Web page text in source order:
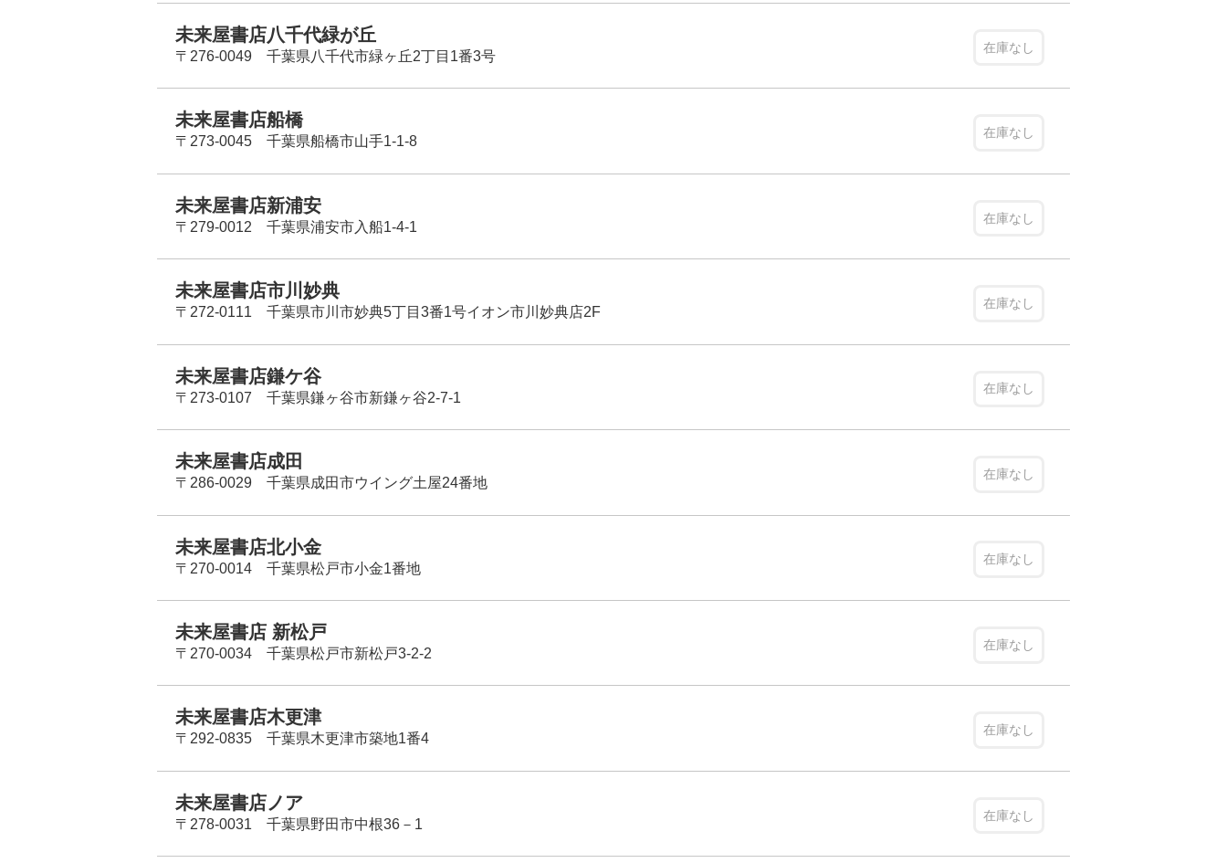
未来屋書店八千代緑が丘
〒276-0049 千葉県八千代市緑ヶ丘2丁目1番3号
在庫なし
未来屋書店船橋
〒273-0045 千葉県船橋市山手1-1-8
在庫なし
未来屋書店新浦安
〒279-0012 千葉県浦安市入船1-4-1
在庫なし
未来屋書店市川妙典
〒272-0111 千葉県市川市妙典5丁目3番1号イオン市川妙典店2F
在庫なし
未来屋書店鎌ケ谷
〒273-0107 千葉県鎌ヶ谷市新鎌ヶ谷2-7-1
在庫なし
未来屋書店成田
〒286-0029 千葉県成田市ウイング土屋24番地
在庫なし
未来屋書店北小金
〒270-0014 千葉県松戸市小金1番地
在庫なし
未来屋書店 新松戸
〒270-0034 千葉県松戸市新松戸3-2-2
在庫なし
未来屋書店木更津
〒292-0835 千葉県木更津市築地1番4
在庫なし
未来屋書店ノア
〒278-0031 千葉県野田市中根36－1
在庫なし